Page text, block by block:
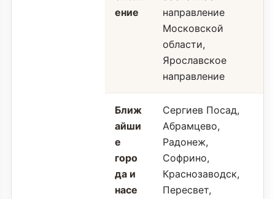
ение
направление
Московской
области,
Ярославское
направление
Ближ
айши
е
горо
да и
насе
Сергиев Посад,
Абрамцево,
Радонеж,
Софрино,
Краснозаводск,
Пересвет,